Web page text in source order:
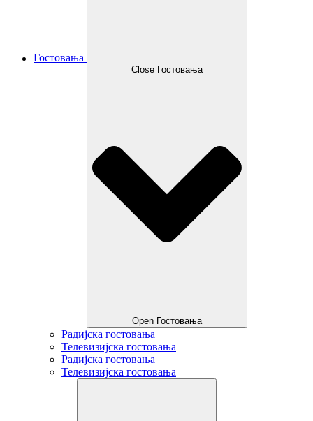
Гостовања
Close Гостовања
Open Гостовања
Радијска гостовања
Телевизијска гостовања
Радијска гостовања
Телевизијска гостовања